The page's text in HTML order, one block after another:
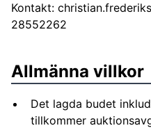
Kontakt:
28552262
Allmänna villkor
Det lagda budet
tillkommer